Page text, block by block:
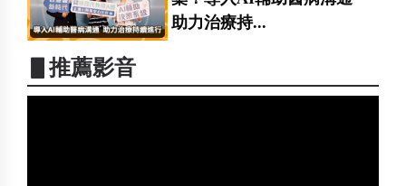
助力治療持...
▋推薦影音